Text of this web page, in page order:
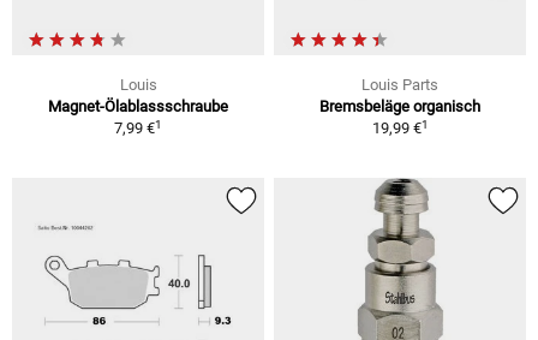
Louis
Magnet-Ölablassschraube
7,99 €1
Louis Parts
Bremsbeläge organisch
19,99 €1